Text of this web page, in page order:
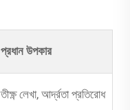
প্রধান উপকার
তীক্ষ্ণ লেখা, আর্দ্রতা প্রতিরোধ